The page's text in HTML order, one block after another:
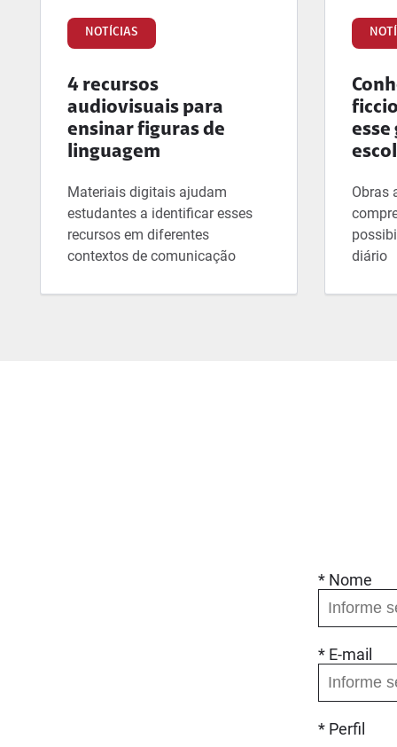
NOTÍCIAS
4 recursos
audiovisuais para
ensinar figuras de
linguagem
Materiais digitais ajudam
estudantes a identificar esses
recursos em diferentes
contextos de comunicação
Obras
diário
* Nome
* E-mail
* Perfil